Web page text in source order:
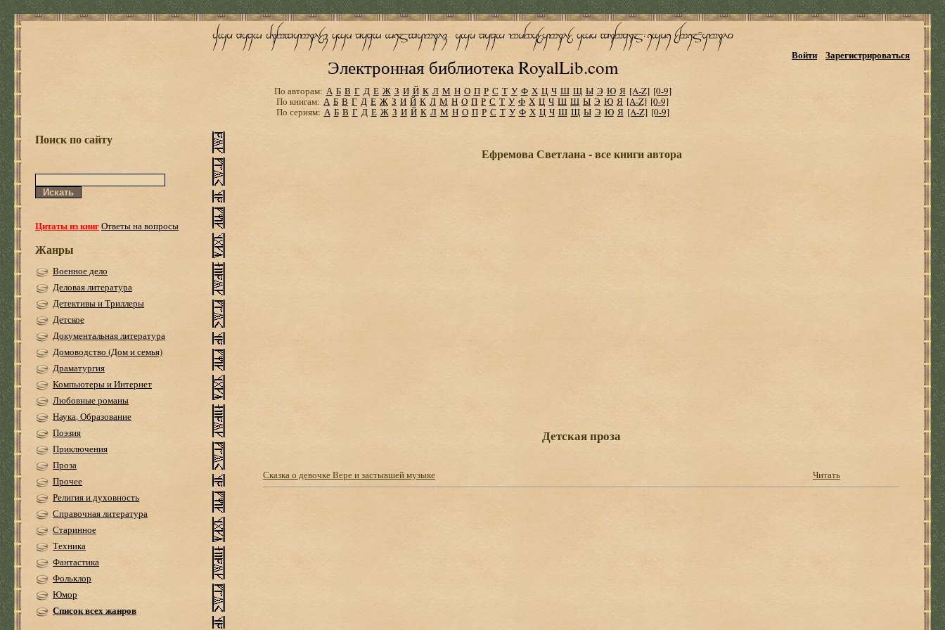
Электронная библиотека RoyalLib.com
Войти Зарегистрироваться
По авторам: А Б В Г Д Е Ж З И Й К Л М Н О П Р С Т У Ф Х Ц Ч Ш Щ Ы Э Ю Я [A-Z] [0-9]
По книгам: А Б В Г Д Е Ж З И Й К Л М Н О П Р С Т У Ф Х Ц Ч Ш Щ Ы Э Ю Я [A-Z] [0-9]
По сериям: А Б В Г Д Е Ж З И Й К Л М Н О П Р С Т У Ф Х Ц Ч Ш Щ Ы Э Ю Я [A-Z] [0-9]
Поиск по сайту
Цитаты из книгОтветы на вопросы
Жанры
Военное дело
Деловая литература
Детективы и Триллеры
Детское
Документальная литература
Домоводство (Дом и семья)
Драматургия
Компьютеры и Интернет
Любовные романы
Наука, Образование
Поэзия
Приключения
Проза
Прочее
Религия и духовность
Справочная литература
Старинное
Техника
Фантастика
Фольклор
Юмор
Список всех жанров
Ефремова Светлана - все книги автора
Детская проза
Сказка о девочке Вере и застывшей музыке Читать